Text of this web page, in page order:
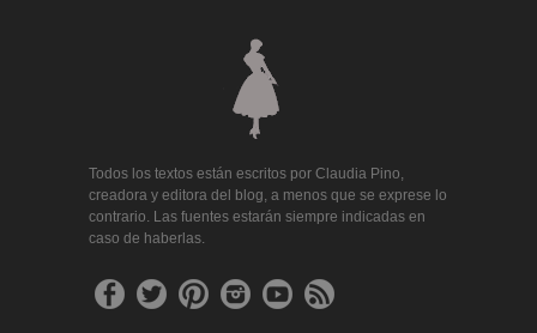
Todos los textos están escritos por Claudia Pino,
creadora y editora del blog, a menos que se exprese lo
contrario. Las fuentes estarán siempre indicadas en
caso de haberlas.